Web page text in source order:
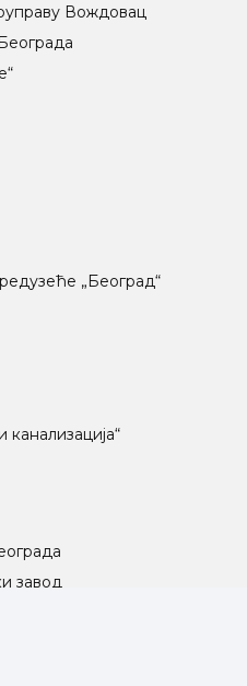
Вождовац
„Београд“
завод